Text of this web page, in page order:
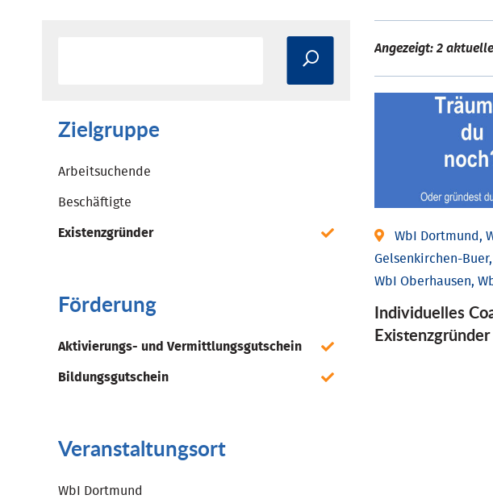
Zielgruppe
Arbeitsuchende
Beschäftigte
Existenzgründer
Förderung
Aktivierungs- und Vermittlungsgutschein
Bildungsgutschein
Veranstaltungsort
WbI Dortmund
Angezeigt: 2
WbI Dortmund,
Gelsenkirchen-Buer,
WbI Oberhausen,
Individu­elles
Existenz­gründer